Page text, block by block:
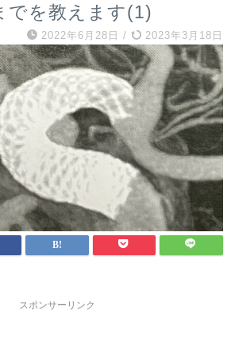
でを教えます(1)
2022年6月28日 / 2023年3月18日
スポンサーリンク